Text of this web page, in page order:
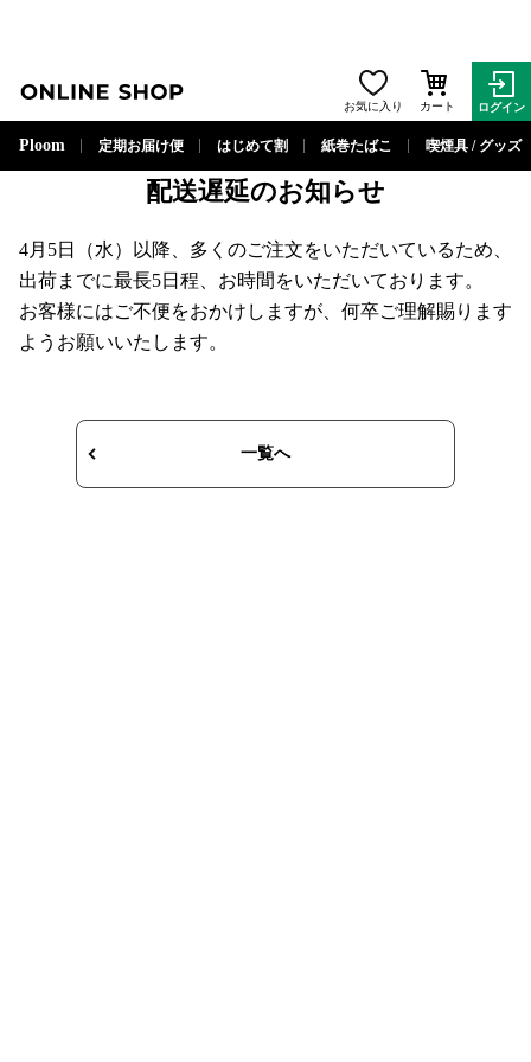
お気に入り カート ログイン
Ploom 定期お届け便 はじめて割 紙巻たばこ 喫煙具 / グッズ
2023年4月5日
配送遅延のお知らせ
4月5日（水）以降、多くのご注文をいただいているため、
出荷までに最長5日程、お時間をいただいております。
お客様にはご不便をおかけしますが、何卒ご理解賜ります
ようお願いいたします。
一覧へ